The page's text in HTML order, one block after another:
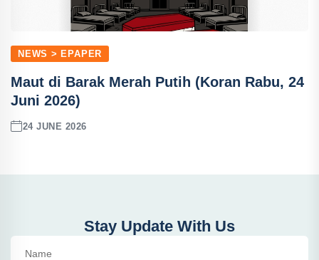
NEWS > EPAPER
Maut di Barak Merah Putih (Koran Rabu, 24
Juni 2026)
24 JUNE 2026
Stay Update With Us